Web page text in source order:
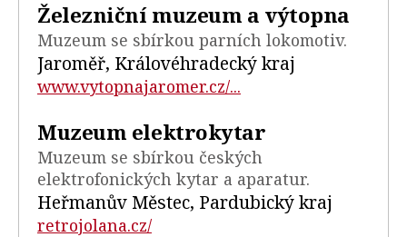
Železniční muzeum a výtopna
Muzeum se sbírkou parních lokomotiv.
Jaroměř, Královéhradecký kraj
www.vytopnajaromer.cz/...
Muzeum elektrokytar
Muzeum se sbírkou českých
elektrofonických kytar a aparatur.
Heřmanův Městec, Pardubický kraj
retrojolana.cz/